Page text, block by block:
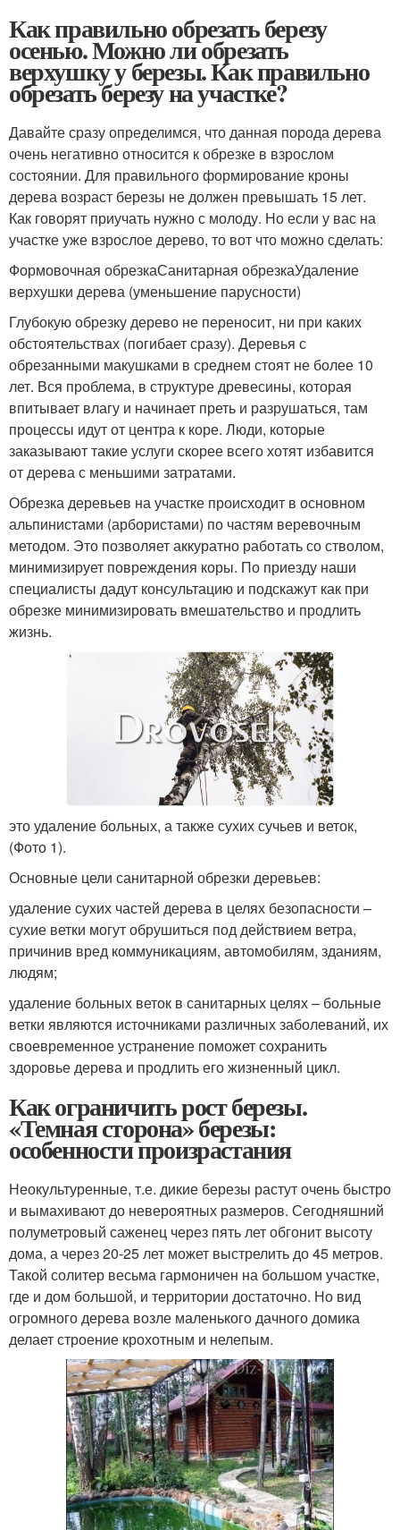
Как правильно обрезать березу
осенью. Можно ли обрезать
верхушку у березы. Как правильно
обрезать березу на участке?
Давайте сразу определимся, что данная порода дерева
очень негативно относится к обрезке в взрослом
состоянии. Для правильного формирование кроны
дерева возраст березы не должен превышать 15 лет.
Как говорят приучать нужно с молоду. Но если у вас на
участке уже взрослое дерево, то вот что можно сделать:
Формовочная обрезкаСанитарная обрезкаУдаление
верхушки дерева (уменьшение парусности)
Глубокую обрезку дерево не переносит, ни при каких
обстоятельствах (погибает сразу). Деревья с
обрезанными макушками в среднем стоят не более 10
лет. Вся проблема, в структуре древесины, которая
впитывает влагу и начинает преть и разрушаться, там
процессы идут от центра к коре. Люди, которые
заказывают такие услуги скорее всего хотят избавится
от дерева с меньшими затратами.
Обрезка деревьев на участке происходит в основном
альпинистами (арбористами) по частям веревочным
методом. Это позволяет аккуратно работать со стволом,
минимизирует повреждения коры. По приезду наши
специалисты дадут консультацию и подскажут как при
обрезке минимизировать вмешательство и продлить
жизнь.
это удаление больных, а также сухих сучьев и веток,
(Фото 1).
Основные цели санитарной обрезки деревьев:
удаление сухих частей дерева в целях безопасности –
сухие ветки могут обрушиться под действием ветра,
причинив вред коммуникациям, автомобилям, зданиям,
людям;
удаление больных веток в санитарных целях – больные
ветки являются источниками различных заболеваний, их
своевременное устранение поможет сохранить
здоровье дерева и продлить его жизненный цикл.
Как ограничить рост березы.
«Темная сторона» березы:
особенности произрастания
Неокультуренные, т.е. дикие березы растут очень быстро
и вымахивают до невероятных размеров. Сегодняшний
полуметровый саженец через пять лет обгонит высоту
дома, а через 20-25 лет может выстрелить до 45 метров.
Такой солитер весьма гармоничен на большом участке,
где и дом большой, и территории достаточно. Но вид
огромного дерева возле маленького дачного домика
делает строение крохотным и нелепым.